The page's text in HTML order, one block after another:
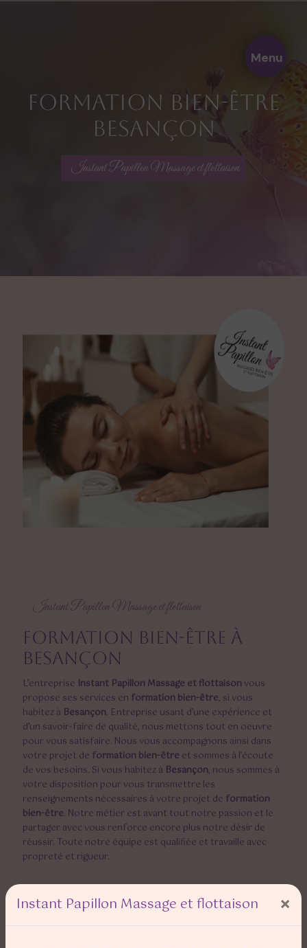
Instant Papillon Massage et flottaison ×
Menu
formation bien-être
Besançon
Instant Papillon Massage et flottaison
Instant Papillon Massage et flottaison
formation bien-être à
Besançon
L’entreprise Instant Papillon Massage et flottaison vous
propose ses services en formation bien-être, si vous
habitez à Besançon. Entreprise usant d’une expérience et
d’un savoir-faire de qualité, nous mettons tout en oeuvre
pour vous satisfaire. Nous vous accompagnons ainsi dans
votre projet de formation bien-être et sommes à l’écoute
de vos besoins. Si vous habitez à Besançon, nous sommes à
votre disposition pour vous transmettre les
renseignements nécessaires à votre projet de formation
bien-être. Notre métier est avant tout notre passion et le
partager avec vous renforce encore plus notre désir de
réussir. Toute notre équipe est qualifiée et travaille avec
propreté et rigueur.
EN SAVOIR PLUS